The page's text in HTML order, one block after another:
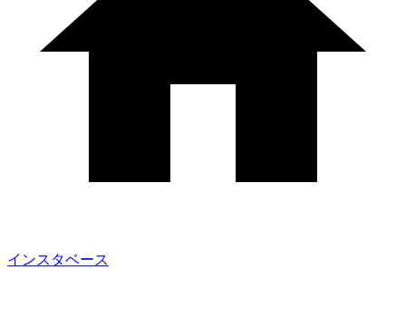
インスタベース